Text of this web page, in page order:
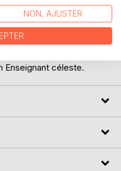
des somnambules,
du développement
cosmiques,
la possibilité de
Enseignant céleste.
NON, AJUSTER